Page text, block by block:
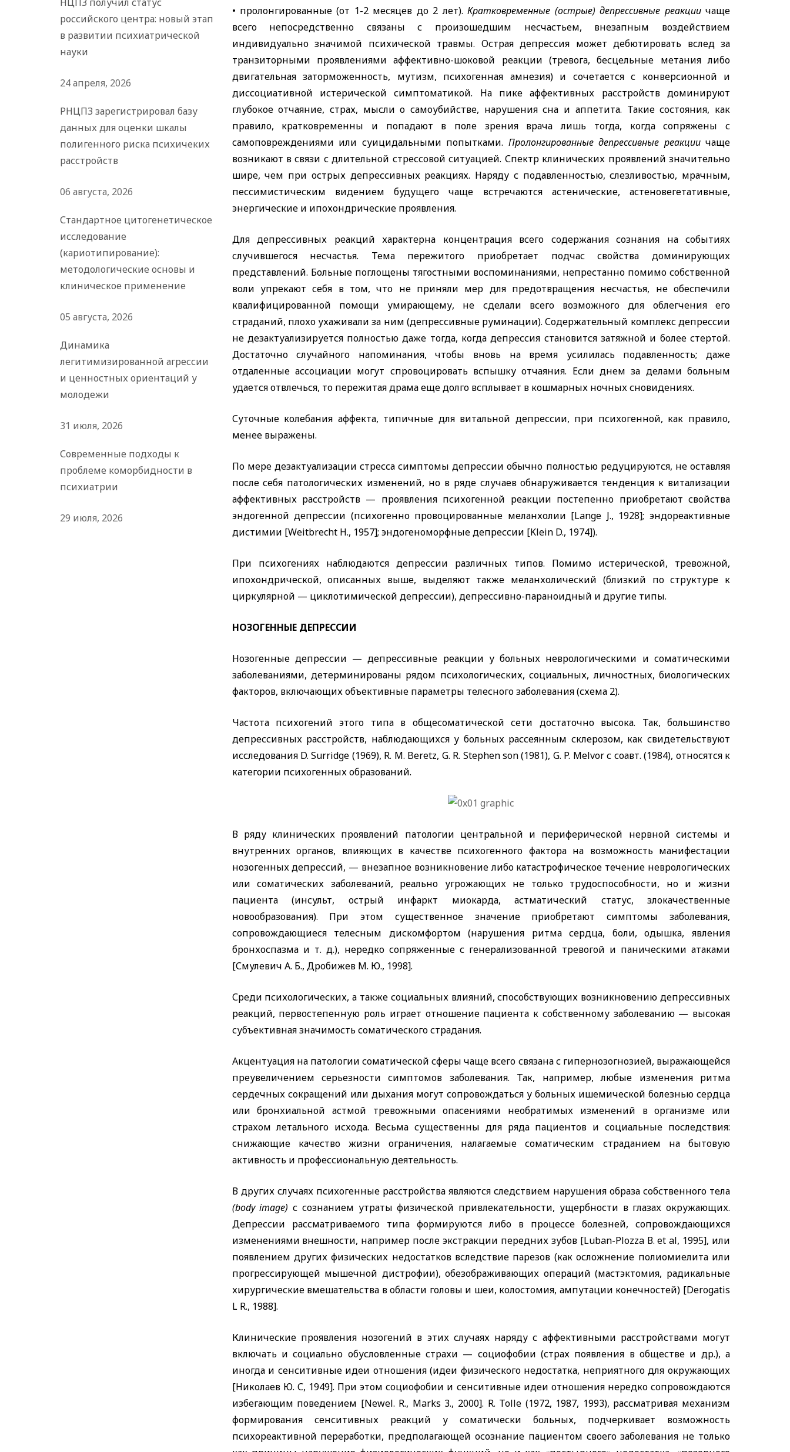
• пролонгированные (от 1-2 месяцев до 2 лет).Кратковременные (острые) депрессивные реакциичаще
всего непосредственно связаны с произошедшим несчастьем, внезапным воздействием
индивидуально значимой психической травмы. Острая депрессия может дебютировать вслед за
транзиторными проявлениями аффективно-шоковой реакции (тревога, бесцельные метания либо
двигательная заторможенность, мутизм, психогенная амнезия) и сочетается с конверсионной и
диссоциативной истерической симптоматикой. На пике аффективных расстройств доминируют
глубокое отчаяние, страх, мысли о самоубийстве, нарушения сна и аппетита. Такие состояния, как
правило, кратковременны и попадают в поле зрения врача лишь тогда, когда сопряжены с
самоповреждениями или суицидальными попытками. Пролонгированные депрессивные реакции чаще
возникают в связи с длительной стрессовой ситуацией. Спектр клинических проявлений значительно
шире, чем при острых депрессивных реакциях. Наряду с подавленностью, слезливостью, мрачным,
пессимистическим видением будущего чаще встречаются астенические, астеновегетативные,
энергические и ипохондрические проявления.
Для депрессивных реакций характерна концентрация всего содержания сознания на событиях
случившегося несчастья. Тема пережитого приобретает подчас свойства доминирующих
представлений. Больные поглощены тягостными воспоминаниями, непрестанно помимо собственной
воли упрекают себя в том, что не приняли мер для предотвращения несчастья, не обеспечили
квалифицированной помощи умирающему, не сделали всего возможного для облегчения его
страданий, плохо ухаживали за ним (депрессивные руминации). Содержательный комплекс депрессии
не дезактуализируется полностью даже тогда, когда депрессия становится затяжной и более стертой.
Достаточно случайного напоминания, чтобы вновь на время усилилась подавленность; даже
отдаленные ассоциации могут спровоцировать вспышку отчаяния. Если днем за делами больным
удается отвлечься, то пережитая драма еще долго всплывает в кошмарных ночных сновидениях.
Суточные колебания аффекта, типичные для витальной депрессии, при психогенной, как правило,
менее выражены.
По мере дезактуализации стресса симптомы депрессии обычно полностью редуцируются, не оставляя
после себя патологических изменений, но в ряде случаев обнаруживается тенденция к витализации
аффективных расстройств — проявления психогенной реакции постепенно приобретают свойства
эндогенной депрессии (психогенно провоцированные меланхолии [Lange J., 1928]; эндореактивные
дистимии [Weitbrecht H., 1957]; эндогеноморфные депрессии [Klein D., 1974]).
При психогениях наблюдаются депрессии различных типов. Помимо истерической, тревожной,
ипохондрической, описанных выше, выделяют также меланхолический (близкий по структуре к
циркулярной — циклотимической депрессии), депрессивно-параноидный и другие типы.
НОЗОГЕННЫЕ ДЕПРЕССИИ
Нозогенные депрессии — депрессивные реакции у больных неврологическими и соматическими
заболеваниями, детерминированы рядом психологических, социальных, личностных, биологических
факторов, включающих объективные параметры телесного заболевания (схема 2).
Частота психогений этого типа в общесоматической сети достаточно высока. Так, большинство
депрессивных расстройств, наблюдающихся у больных рассеянным склерозом, как свидетельствуют
исследования D. Surridge (1969), R. M. Beretz, G. R. Stephen son(1981), G. P. Melvorс соавт. (1984), относятся к
категории психогенных образований.
В ряду клинических проявлений патологии центральной и периферической нервной системы и
внутренних органов, влияющих в качестве психогенного фактора на возможность манифестации
нозогенных депрессий, — внезапное возникновение либо катастрофическое течение неврологических
или соматических заболеваний, реально угрожающих не только трудоспособности, но и жизни
пациента (инсульт, острый инфаркт миокарда, астматический статус, злокачественные
новообразования). При этом существенное значение приобретают симптомы заболевания,
сопровождающиеся телесным дискомфортом (нарушения ритма сердца, боли, одышка, явления
бронхоспазма и т. д.), нередко сопряженные с генерализованной тревогой и паническими атаками
[Смулевич А. Б., Дробижев М. Ю., 1998].
Среди психологических, а также социальных влияний, способствующих возникновению депрессивных
реакций, первостепенную роль играет отношение пациента к собственному заболеванию — высокая
субъективная значимость соматического страдания.
Акцентуация на патологии соматической сферы чаще всего связана с гипернозогнозией, выражающейся
преувеличением серьезности симптомов заболевания. Так, например, любые изменения ритма
сердечных сокращений или дыхания могут сопровождаться у больных ишемической болезнью сердца
или бронхиальной астмой тревожными опасениями необратимых изменений в организме или
страхом летального исхода. Весьма существенны для ряда пациентов и социальные последствия:
снижающие качество жизни ограничения, налагаемые соматическим страданием на бытовую
активность и профессиональную деятельность.
В других случаях психогенные расстройства являются следствием нарушения образа собственного тела
(body image) с сознанием утраты физической привлекательности, ущербности в глазах окружающих.
Депрессии рассматриваемого типа формируются либо в процессе болезней, сопровождающихся
изменениями внешности, например после экстракции передних зубов [Luban-Plozza В.et al, 1995], или
появлением других физических недостатков вследствие парезов (как осложнение полиомиелита или
прогрессирующей мышечной дистрофии), обезображивающих операций (мастэктомия, радикальные
хирургические вмешательства в области головы и шеи, колостомия, ампутации конечностей) [Derogatis
L R., 1988].
Клинические проявления нозогений в этих случаях наряду с аффективными расстройствами могут
включать и социально обусловленные страхи — социофобии (страх появления в обществе и др.), а
иногда и сенситивные идеи отношения (идеи физического недостатка, неприятного для окружающих
[Николаев Ю. С, 1949]. При этом социофобии и сенситивные идеи отношения нередко сопровождаются
избегающим поведением [Newel. R., Marks 3., 2000]. R. Tolle (1972, 1987, 1993), рассматривая механизм
формирования сенситивных реакций у соматически больных, подчеркивает возможность
психореактивной переработки, предполагающей осознание пациентом своего заболевания не только
российского центра: новый этап
в развитии психиатрической
науки
24 апреля, 2026
РНЦПЗ зарегистрировал базу
данных для оценки шкалы
полигенного риска психичеких
расстройств
06 августа, 2026
Стандартное цитогенетическое
исследование
(кариотипирование):
методологические основы и
клиническое применение
05 августа, 2026
Динамика
легитимизированной агрессии
и ценностных ориентаций у
молодежи
31 июля, 2026
Современные подходы к
проблеме коморбидности в
психиатрии
29 июля, 2026